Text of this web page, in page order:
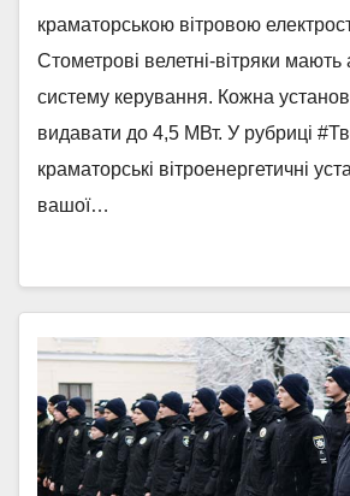
краматорською вітровою
Стометрові велетні-вітряки
систему керування. Кожна
видавати до 4,5 МВт. У рубриці
краматорські вітроенергетичні
вашої…